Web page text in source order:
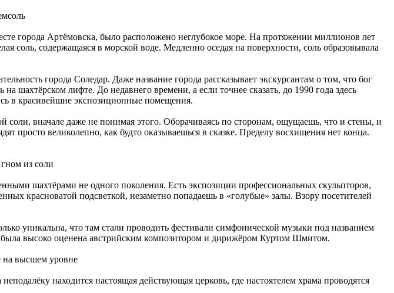
города Артёмовска, было расположено неглубокое море. На протяжении миллионов лет
соль, содержащаяся в морской воде. Медленно оседая на поверхности, соль образовывала
города Соледар. Даже название города рассказывает экскурсантам о том, что бог
шахтёрском лифте. До недавнего времени, а если точнее сказать, до 1990 года здесь
в красивейшие экспозиционные помещения.
вначале даже не понимая этого. Оборачиваясь по сторонам, ощущаешь, что и стены, и
просто великолепно, как будто оказываешься в сказке. Пределу восхищения нет конца.
шахтёрами не одного поколения. Есть экспозиции профессиональных скульпторов,
красноватой подсветкой, незаметно попадаешь в «голубые» залы. Взору посетителей
уникальна, что там стали проводить фестивали симфонической музыки под названием
была высоко оценена австрийским композитором и дирижёром Куртом Шмитом.
находится настоящая действующая церковь, где настоятелем храма проводятся